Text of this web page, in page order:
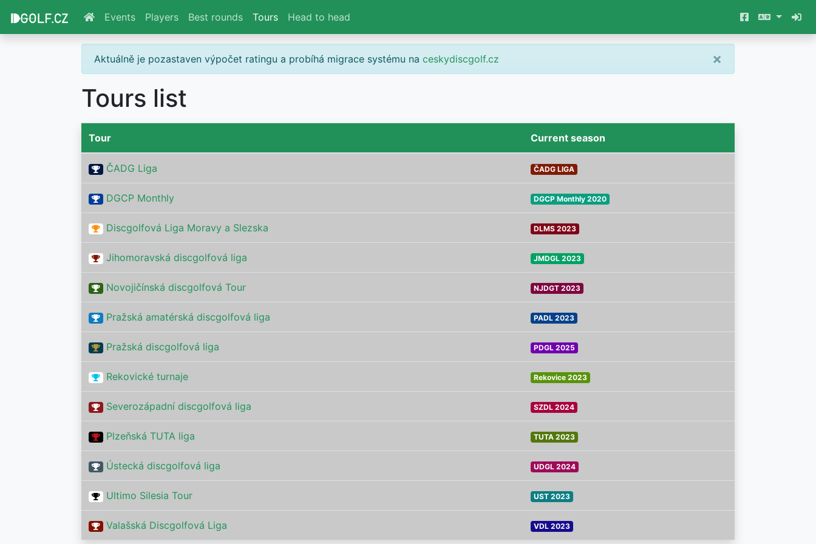
Events Players Best rounds Tours Head to head
Aktuálně je pozastaven výpočet ratingu a probíhá migrace systému na ceskydiscgolf.cz ×
Tours list
Tour Current season
ČADG Liga ČADG LIGA
DGCP Monthly DGCP Monthly 2020
Discgolfová Liga Moravy a Slezska DLMS 2023
Jihomoravská discgolfová liga JMDGL 2023
Novojičínská discgolfová Tour NJDGT 2023
Pražská amatérská discgolfová liga PADL 2023
Pražská discgolfová liga PDGL 2025
Rekovické turnaje Rekovice 2023
Severozápadní discgolfová liga SZDL 2024
Plzeňská TUTA liga TUTA 2023
Ústecká discgolfová liga UDGL 2024
Ultimo Silesia Tour UST 2023
Valašská Discgolfová Liga VDL 2023